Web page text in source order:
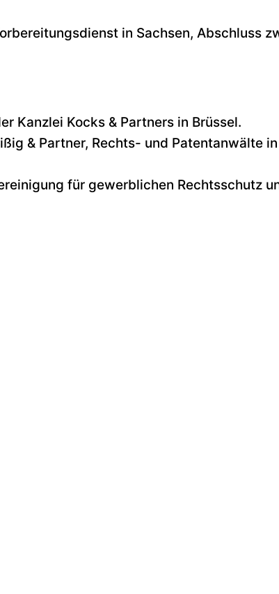
in Sachsen, Abschluss
Kanzlei Kocks & Partners in Brüssel.
& Partner, Rechts- und Patentanwälte
für gewerblichen Rechtsschutz